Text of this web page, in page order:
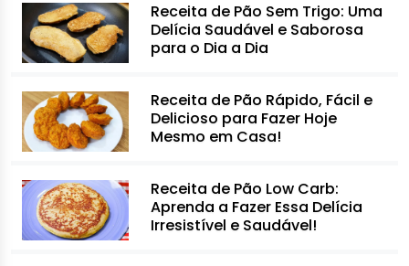
Receita de Pão Sem Trigo: Uma
Delícia Saudável e Saborosa
para o Dia a Dia
Receita de Pão Rápido, Fácil e
Delicioso para Fazer Hoje
Mesmo em Casa!
Receita de Pão Low Carb:
Aprenda a Fazer Essa Delícia
Irresistível e Saudável!